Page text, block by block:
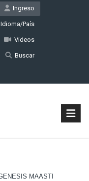
Ingreso
Idioma/País
Videos
Buscar